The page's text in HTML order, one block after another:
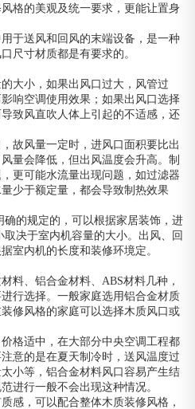
格的美观及统一要求，更能让置身
于送风和回风的末端设备，是一种
尺寸材质都是有要求的。
大小，如果出风口过大，风管过
响空调使用效果；如果出风口选择
致风直吹人体上引起的不适感，还
故风量一定时，进风口面积要比出
量会降低，但出风温度会升高。制
更可能水流量出现问题，如过滤器
少于额定量，都会导致制热效果
的规定的，可以根据家居装饰，进
决于室内机容量的大小。出风、回
室内机的长度和装修环境定。
料、铝合金材料、ABS材料几种，
行选择。一般家庭选用铝合金材质
修风格的家庭可以选择木质风口或
格适中，在大部分中央空调工程都
意的是在夏天制冷时，送风温度过
小等，铝合金材料风口容易产生结
进行一般不会出现这种情况。
感，可以配合整体木质装修风格，